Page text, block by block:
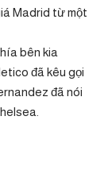
Madrid từ một
bên kia
đã kêu gọi
đã nói